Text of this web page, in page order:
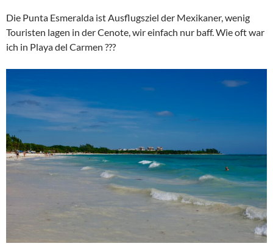
Die Punta Esmeralda ist Ausflugsziel der Mexikaner, wenig
Touristen lagen in der Cenote, wir einfach nur baff. Wie oft war
ich in Playa del Carmen ???